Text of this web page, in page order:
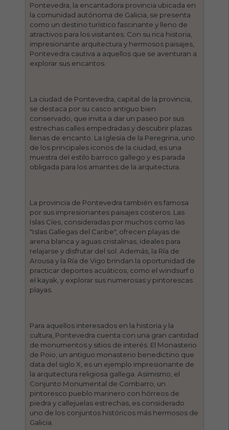
Pontevedra, la encantadora provincia ubicada en
la comunidad autónoma de Galicia, se presenta
como un destino turístico fascinante y lleno de
atractivos para los visitantes. Con su rica historia,
impresionante arquitectura y hermosos paisajes,
Pontevedra cautiva a aquellos que se aventuran a
explorar sus encantos.
La ciudad de Pontevedra, capital de la provincia,
se destaca por su casco antiguo bien
conservado, que invita a dar un paseo por sus
estrechas calles empedradas y descubrir plazas
llenas de encanto. La Iglesia de la Peregrina, uno
de los principales iconos de la ciudad, es una
muestra del estilo barroco gallego y es parada
obligada para los amantes de la arquitectura.
La provincia de Pontevedra también es famosa
por sus impresionantes paisajes costeros. Las
Islas Cíes, consideradas por muchos como las
"Islas Gallegas del Caribe", ofrecen playas de
arena blanca y aguas cristalinas, ideales para
relajarse y disfrutar del sol. Además, la Ría de
Arousa y la Ría de Vigo brindan la oportunidad de
practicar deportes acuáticos, como el windsurf o
el kayak, y explorar sus numerosas y pintorescas
playas.
Para aquellos interesados en la historia y la
cultura, Pontevedra cuenta con una gran cantidad
de monumentos y sitios de interés. El Monasterio
de Poio, un antiguo monasterio benedictino que
data del siglo X, es un ejemplo impresionante de
la arquitectura religiosa gallega. Asimismo, el
Conjunto Monumental de Combarro, un
pintoresco pueblo marinero con hórreos de
piedra y callejuelas estrechas, es considerado
uno de los conjuntos históricos más hermosos de
Galicia.